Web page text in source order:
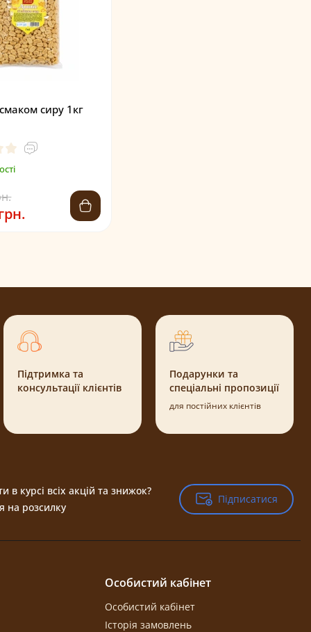
смаком сиру 1кг
Підтримка та
консультації клієнтів
Подарунки та
спеціальні пропозиції
для постійних клієнтів
в курсі всіх акцій та знижок?
на розсилку
Підписатися
Підписатися
Особистий кабінет
Особистий кабінет
Історія замовлень